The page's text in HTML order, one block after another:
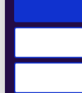
Learn